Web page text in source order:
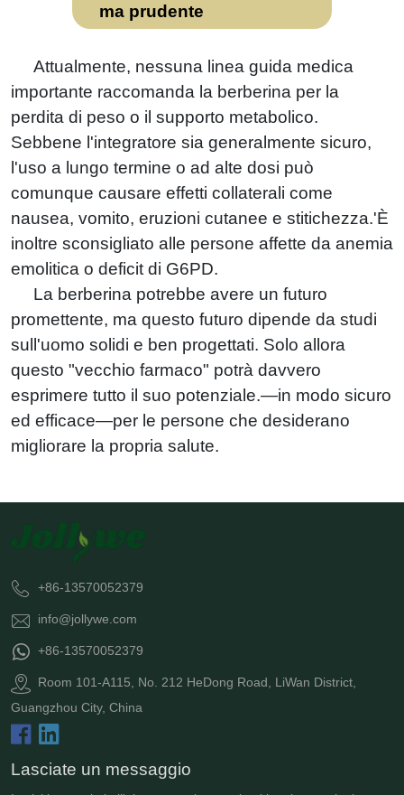
ma prudente
Attualmente, nessuna linea guida medica
importante raccomanda la berberina per la
perdita di peso o il supporto metabolico.
Sebbene l'integratore sia generalmente sicuro,
l'uso a lungo termine o ad alte dosi può
comunque causare effetti collaterali come
nausea, vomito, eruzioni cutanee e stitichezza.'È
inoltre sconsigliato alle persone affette da anemia
emolitica o deficit di G6PD.
La berberina potrebbe avere un futuro
promettente, ma questo futuro dipende da studi
sull'uomo solidi e ben progettati. Solo allora
questo "vecchio farmaco" potrà davvero
esprimere tutto il suo potenziale.—in modo sicuro
ed efficace—per le persone che desiderano
migliorare la propria salute.
+86-13570052379
info@jollywe.com
+86-13570052379
Room 101-A115, No. 212 HeDong Road, LiWan District,
Guangzhou City, China
Lasciate un messaggio